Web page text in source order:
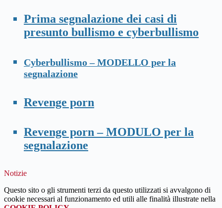
Prima segnalazione dei casi di
presunto bullismo e cyberbullismo
Cyberbullismo – MODELLO per la
segnalazione
Revenge porn
Revenge porn – MODULO per la
segnalazione
Notizie
Questo sito o gli strumenti terzi da questo utilizzati si avvalgono di
cookie necessari al funzionamento ed utili alle finalità illustrate nella